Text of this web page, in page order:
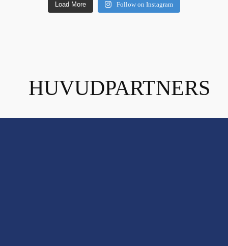
Load More Follow on Instagram
HUVUDPARTNERS